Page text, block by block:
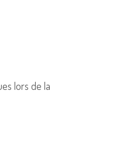
lors de la